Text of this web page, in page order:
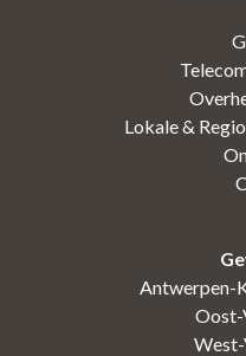
Lokale &
Antwerpen-
Oost-